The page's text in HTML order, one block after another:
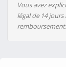
Vous avez
légal de 14
remboursement.